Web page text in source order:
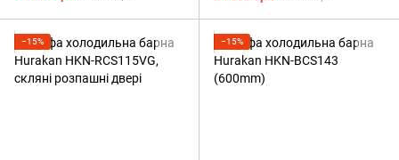
−15% −15%